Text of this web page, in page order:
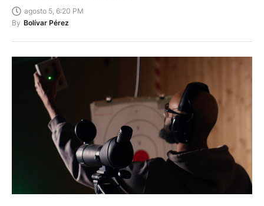
agosto 5, 6:20 PM
By Bolívar Pérez